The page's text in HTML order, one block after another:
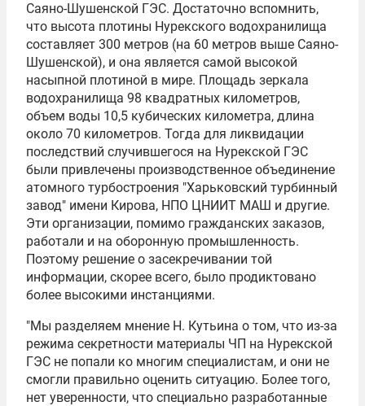
Саяно-Шушенской ГЭС. Достаточно вспомнить,
что высота плотины Нурекского водохранилища
составляет 300 метров (на 60 метров выше Саяно-
Шушенской), и она является самой высокой
насыпной плотиной в мире. Площадь зеркала
водохранилища 98 квадратных километров,
объем воды 10,5 кубических километра, длина
около 70 километров. Тогда для ликвидации
последствий случившегося на Нурекской ГЭС
были привлечены производственное объединение
атомного турбостроения "Харьковский турбинный
завод" имени Кирова, НПО ЦНИИТ МАШ и другие.
Эти организации, помимо гражданских заказов,
работали и на оборонную промышленность.
Поэтому решение о засекречивании той
информации, скорее всего, было продиктовано
более высокими инстанциями.
"Мы разделяем мнение Н. Кутьина о том, что из-за
режима секретности материалы ЧП на Нурекской
ГЭС не попали ко многим специалистам, и они не
смогли правильно оценить ситуацию. Более того,
нет уверенности, что специально разработанные